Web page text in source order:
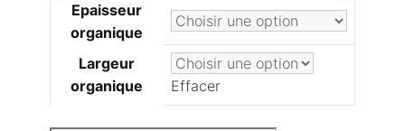
Epaisseur
organique
Largeur
organique
Effacer